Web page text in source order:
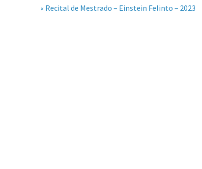
« Recital de Mestrado – Einstein Felinto – 2023